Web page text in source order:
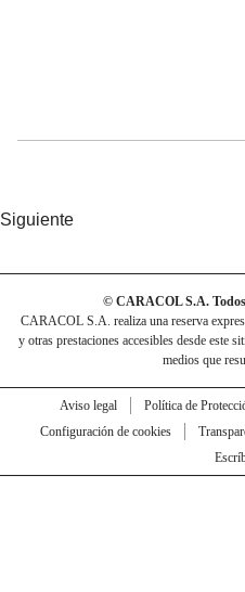
Siguiente
© CARACOL S.A. Todos
CARACOL S.A. realiza una reserva
y otras prestaciones accesibles desde este
medios que
Aviso legal Política de
Configuración de cookies